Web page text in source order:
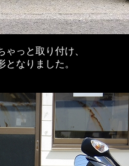
ゃっと取り付け、
となりました。